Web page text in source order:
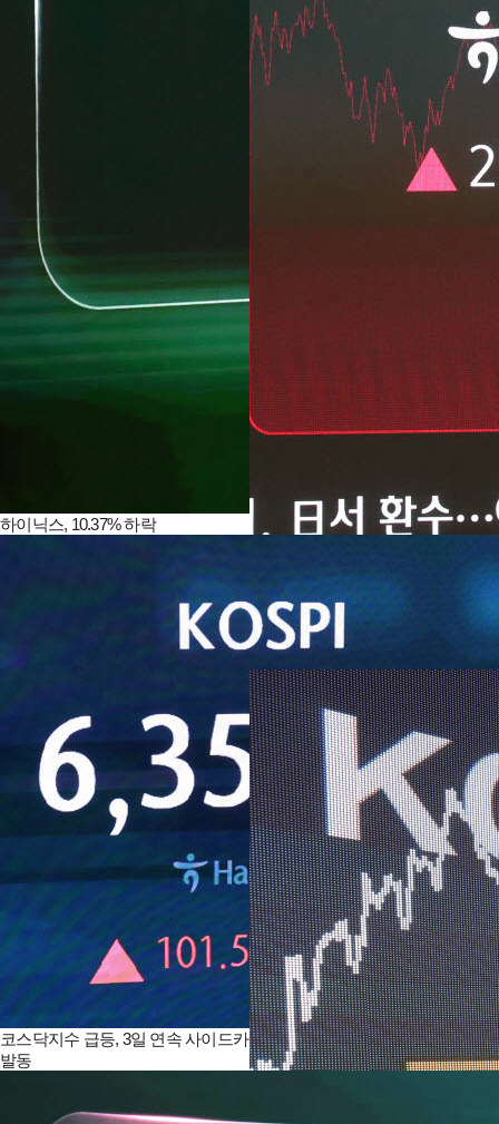
하이닉스, 10.37% 하락
코스피, 3.76% 상승한 6,598.26
코스닥지수 급등, 3일 연속 사이드카
발동